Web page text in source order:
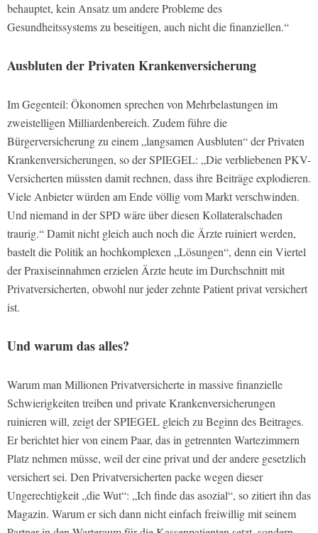
behauptet, kein Ansatz um andere Probleme des
Gesundheitssystems zu beseitigen, auch nicht die finanziellen.“
Ausbluten der Privaten Krankenversicherung
Im Gegenteil: Ökonomen sprechen von Mehrbelastungen im
zweistelligen Milliardenbereich. Zudem führe die
Bürgerversicherung zu einem „langsamen Ausbluten“ der Privaten
Krankenversicherungen, so der SPIEGEL: „Die verbliebenen PKV-
Versicherten müssten damit rechnen, dass ihre Beiträge explodieren.
Viele Anbieter würden am Ende völlig vom Markt verschwinden.
Und niemand in der SPD wäre über diesen Kollateralschaden
traurig.“ Damit nicht gleich auch noch die Ärzte ruiniert werden,
bastelt die Politik an hochkomplexen „Lösungen“, denn ein Viertel
der Praxiseinnahmen erzielen Ärzte heute im Durchschnitt mit
Privatversicherten, obwohl nur jeder zehnte Patient privat versichert
ist.
Und warum das alles?
Warum man Millionen Privatversicherte in massive finanzielle
Schwierigkeiten treiben und private Krankenversicherungen
ruinieren will, zeigt der SPIEGEL gleich zu Beginn des Beitrages.
Er berichtet hier von einem Paar, das in getrennten Wartezimmern
Platz nehmen müsse, weil der eine privat und der andere gesetzlich
versichert sei. Den Privatversicherten packe wegen dieser
Ungerechtigkeit „die Wut“: „Ich finde das asozial“, so zitiert ihn das
Magazin. Warum er sich dann nicht einfach freiwillig mit seinem